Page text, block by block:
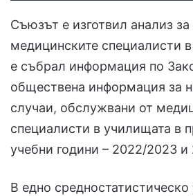
Съюзът е изготвил анализ за
медицинските специалисти
е събрал информация по
обществена информация за
случаи, обслужвани от
специалисти в училищата в
учебни години – 2022/2023
В едно